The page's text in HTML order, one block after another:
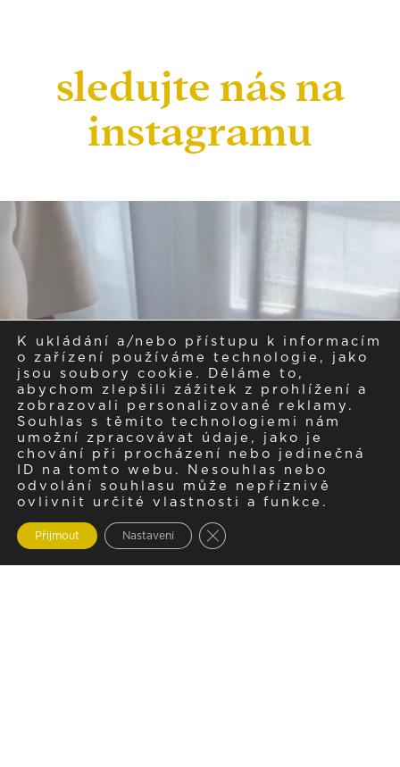
sledujte nás na
instagramu
K ukládání a/nebo přístupu k informacím
o zařízení používáme technologie, jako
jsou soubory cookie. Děláme to,
abychom zlepšili zážitek z prohlížení a
zobrazovali personalizované reklamy.
Souhlas s těmito technologiemi nám
umožní zpracovávat údaje, jako je
chování při procházení nebo jedinečná
ID na tomto webu. Nesouhlas nebo
odvolání souhlasu může nepříznivě
ovlivnit určité vlastnosti a funkce.
Přijmout Nastavení Zavřít cookie lištu GDPR